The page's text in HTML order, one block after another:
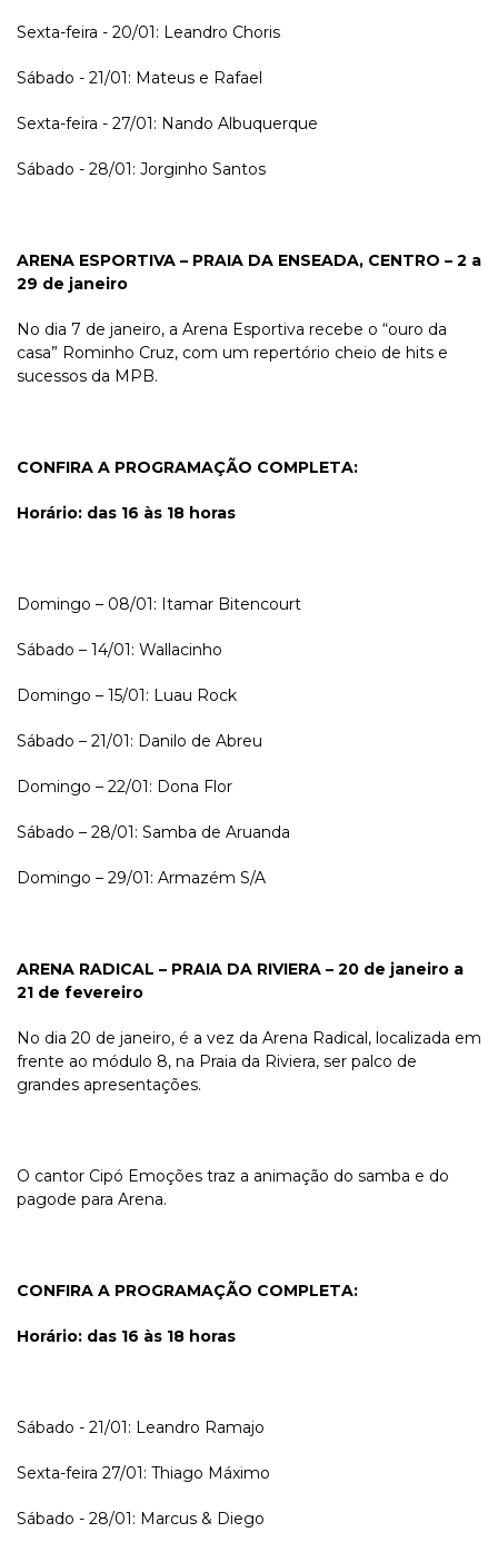
Sexta-feira - 20/01: Leandro Choris
Sábado - 21/01: Mateus e Rafael
Sexta-feira - 27/01: Nando Albuquerque
Sábado - 28/01: Jorginho Santos
ARENA ESPORTIVA – PRAIA DA ENSEADA, CENTRO – 2 a
29 de janeiro
No dia 7 de janeiro, a Arena Esportiva recebe o “ouro da
casa” Rominho Cruz, com um repertório cheio de hits e
sucessos da MPB.
CONFIRA A PROGRAMAÇÃO COMPLETA:
Horário: das 16 às 18 horas
Domingo – 08/01: Itamar Bitencourt
Sábado – 14/01: Wallacinho
Domingo – 15/01: Luau Rock
Sábado – 21/01: Danilo de Abreu
Domingo – 22/01: Dona Flor
Sábado – 28/01: Samba de Aruanda
Domingo – 29/01: Armazém S/A
ARENA RADICAL – PRAIA DA RIVIERA – 20 de janeiro a
21 de fevereiro
No dia 20 de janeiro, é a vez da Arena Radical, localizada em
frente ao módulo 8, na Praia da Riviera, ser palco de
grandes apresentações.
O cantor Cipó Emoções traz a animação do samba e do
pagode para Arena.
CONFIRA A PROGRAMAÇÃO COMPLETA:
Horário: das 16 às 18 horas
Sábado - 21/01: Leandro Ramajo
Sexta-feira 27/01: Thiago Máximo
Sábado - 28/01: Marcus & Diego